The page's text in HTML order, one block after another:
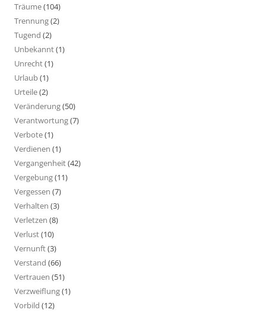
Träume(104)
Trennung(2)
Tugend (2)
Unbekannt(1)
Unrecht(1)
Urlaub(1)
Urteile(2)
Veränderung(50)
Verantwortung(7)
Verbote(1)
Verdienen (1)
Vergangenheit(42)
Vergebung(11)
Vergessen (7)
Verhalten (3)
Verletzen (8)
Verlust(10)
Vernunft(3)
Verstand (66)
Vertrauen (51)
Verzweiflung(1)
Vorbild (12)